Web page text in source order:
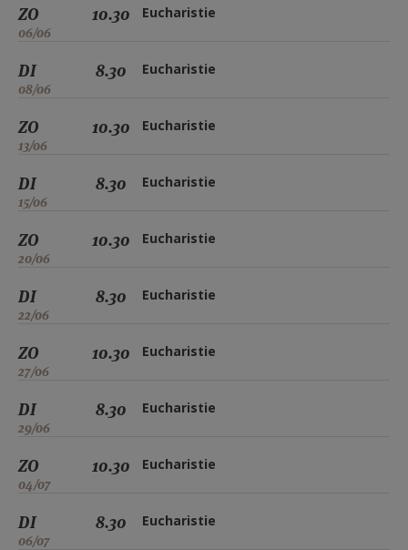
ZO
06/06
10.30 Eucharistie
DI
08/06
8.30 Eucharistie
ZO
13/06
10.30 Eucharistie
DI
15/06
8.30 Eucharistie
ZO
20/06
10.30 Eucharistie
DI
22/06
8.30 Eucharistie
ZO
27/06
10.30 Eucharistie
DI
29/06
8.30 Eucharistie
ZO
04/07
10.30 Eucharistie
DI
06/07
8.30 Eucharistie